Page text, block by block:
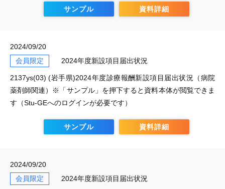
サンプル 資料詳細
2024/09/20
会員限定
2024年度新設項目届出状況
2137ys(03) (岩手県)2024年度診療報酬新設項目届出状況（病院
薬剤師関連）※「サンプル」を押下すると資料本体が閲覧できま
す（Stu-GEへのログインが必要です）
サンプル 資料詳細
2024/09/20
会員限定
2024年度新設項目届出状況